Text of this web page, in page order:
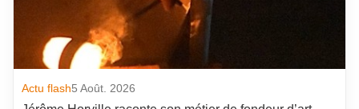
Actu flash5 Août. 2026